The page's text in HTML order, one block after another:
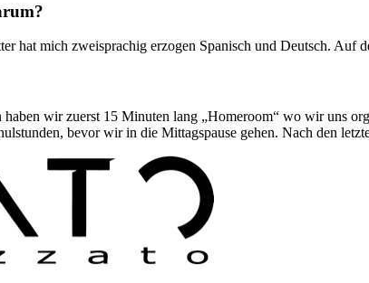
hat mich zweisprachig erzogen Spanisch und Deutsch. Auf
wir zuerst 15 Minuten lang „Homeroom“ wo wir uns
bevor wir in die Mittagspause gehen. Nach den